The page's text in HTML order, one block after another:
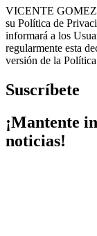
VICENTE GOMEZ
su Política de
informará a los
regularmente esta
versión de la
Suscríbete
¡Mantente
noticias!